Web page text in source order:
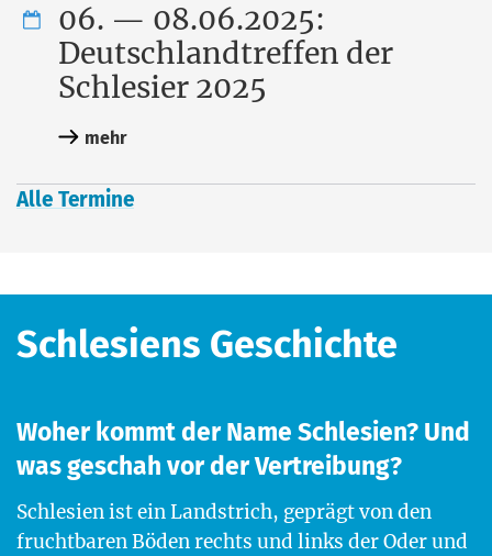
06. — 08.06.2025:
Deutschlandtreffen der
Schlesier 2025
mehr
Alle Ter­mi­ne
Schlesiens Geschichte
Woher kommt der Name Schlesien? Und
was geschah vor der Vertreibung?
Schle­si­en ist ein Land­strich, geprägt von den
frucht­ba­ren Böden rechts und links der Oder und